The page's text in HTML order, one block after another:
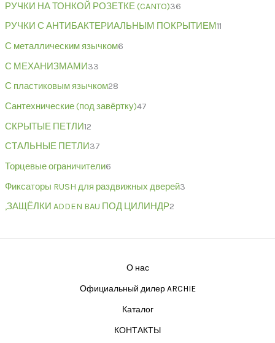
РУЧКИ НА ТОНКОЙ РОЗЕТКЕ (CANTO)36
РУЧКИ С АНТИБАКТЕРИАЛЬНЫМ ПОКРЫТИЕМ11
С металлическим язычком6
С МЕХАНИЗМАМИ33
С пластиковым язычком28
Сантехнические (под завёртку)47
СКРЫТЫЕ ПЕТЛИ12
СТАЛЬНЫЕ ПЕТЛИ37
Торцевые ограничители6
Фиксаторы RUSH для раздвижных дверей3
,ЗАЩЁЛКИ ADDEN BAU ПОД ЦИЛИНДР2
О нас
Официальный дилер ARCHIE
Каталог
КОНТАКТЫ